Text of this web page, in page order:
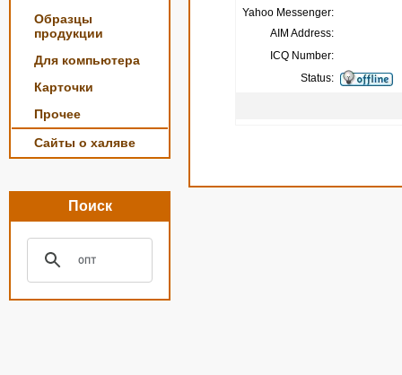
Образцы
продукции
Для компьютера
Карточки
Прочее
Сайты о халяве
Поиск
Yahoo Messenger:
AIM Address:
ICQ Number:
Status: